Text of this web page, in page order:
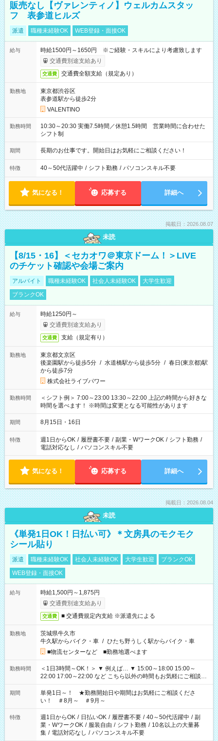
販売なし【ヴァレンティノ】ウェルカムスタッ
フ 表参道ヒルズ
派遣 職種未経験OK WEB登録・面接OK
給与
時給1500円～1650円 ※ご経験・スキルにより考慮致します
交通費別途支給あり
交通費 交通費全額支給（規定あり）
勤務地
東京都渋谷区
表参道駅から徒歩2分
VALENTINO
勤務時間
10:30～20:30 実働7.5時間／休憩1.5時間 営業時間に合わせた
シフト制
期間 長期のお仕事です。開始日はお気軽にご相談ください！
特徴 40～50代活躍中 / シフト勤務 / パソコンスキル不要
気になる！ 応募する 詳細へ
掲載日：2026.08.07
未読
【8/15・16】＜セカオワ＠東京ドーム！＞LIVE
のチケット確認や会場ご案内
アルバイト 職種未経験OK 社会人未経験OK
大学生歓迎
ブランクOK
給与
時給1250円～
交通費別途支給あり
交通費 支給（規定有り）
勤務地
東京都文京区
後楽園駅から徒歩5分 / 水道橋駅から徒歩5分 / 春日(東京都)駅
から徒歩7分
株式会社ライブパワー
勤務時間
＜シフト例＞ 7:00～23:00 13:30～22:00 上記の時間から好きな
時間を選べます！ ※時間は変更となる可能性があります
期間 8月15日・16日
特徴 週1日からOK / 履歴書不要 / 副業・WワークOK / シフト勤務 /
電話対応なし / パソコンスキル不要
気になる！ 応募する 詳細へ
掲載日：2026.08.04
未読
《単発1日OK！日払い可》＊文房具のモクモク
シール貼り
派遣 職種未経験OK 社会人未経験OK 大学生歓迎
ブランクOK
WEB登録・面接OK
給与
時給1,500円～1,875円
交通費別途支給あり
交通費 ■ 交通費規定内支給 ※派遣先による
勤務地
茨城県牛久市
牛久駅からバイク・車 / ひたち野うしく駅からバイク・車
■物流センターなど ■勤務地選べます
勤務時間
＜1日3時間～OK！＞ ▼ 例えば… ▼ 15:00～18:00 15:00～
22:00 17:00～22:00 など こちら以外の時間もお気軽にご相談く
ださい！
期間
単発1日～！ ★勤務開始日や期間はお気軽にご相談くださ
い！ ＃8月～ ＃9月～
特徴 週1日からOK / 日払いOK / 履歴書不要 / 40～50代活躍中 / 副
業・WワークOK / 服装自由 / シフト勤務 / 10名以上の大量募
集 / 電話対応なし / パソコンスキル不要